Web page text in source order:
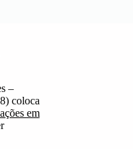
–
coloca
em